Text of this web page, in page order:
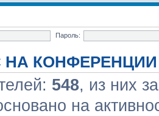
Пароль:
НА КОНФЕРЕНЦИИ
548, из них
на